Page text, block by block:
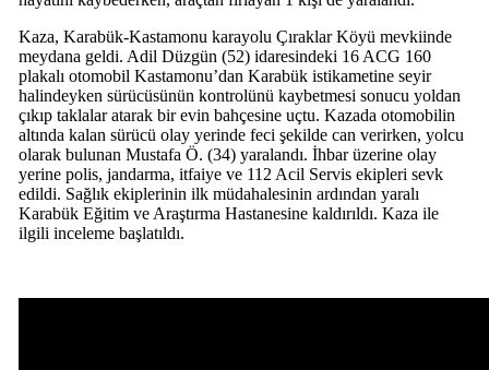
Kaza, Karabük-Kastamonu karayolu Çıraklar Köyü mevkiinde
meydana geldi. Adil Düzgün (52) idaresindeki 16 ACG 160
plakalı otomobil Kastamonu’dan Karabük istikametine seyir
halindeyken sürücüsünün kontrolünü kaybetmesi sonucu yoldan
çıkıp taklalar atarak bir evin bahçesine uçtu. Kazada otomobilin
altında kalan sürücü olay yerinde feci şekilde can verirken, yolcu
olarak bulunan Mustafa Ö. (34) yaralandı. İhbar üzerine olay
yerine polis, jandarma, itfaiye ve 112 Acil Servis ekipleri sevk
edildi. Sağlık ekiplerinin ilk müdahalesinin ardından yaralı
Karabük Eğitim ve Araştırma Hastanesine kaldırıldı. Kaza ile
ilgili inceleme başlatıldı.